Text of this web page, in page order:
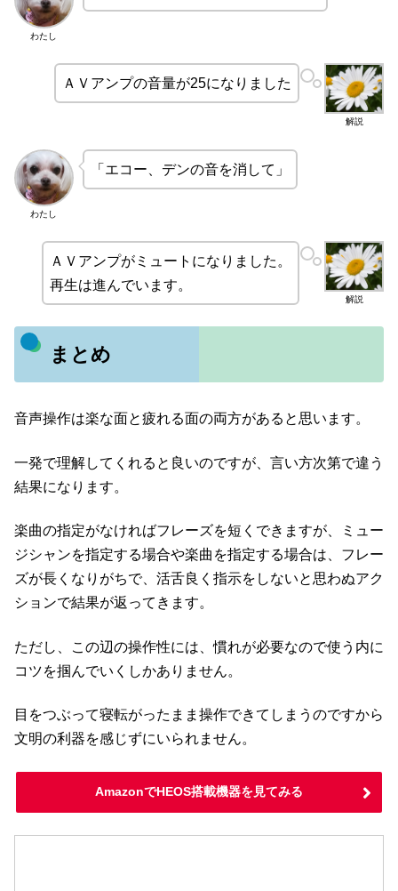
わたし
解説
ＡＶアンプの音量が25になりました
わたし
「エコー、デンの音を消して」
解説
ＡＶアンプがミュートになりました。
再生は進んでいます。
まとめ
音声操作は楽な面と疲れる面の両方があると思います。
一発で理解してくれると良いのですが、言い方次第で違う
結果になります。
楽曲の指定がなければフレーズを短くできますが、ミュー
ジシャンを指定する場合や楽曲を指定する場合は、フレー
ズが長くなりがちで、活舌良く指示をしないと思わぬアク
ションで結果が返ってきます。
ただし、この辺の操作性には、慣れが必要なので使う内に
コツを掴んでいくしかありません。
目をつぶって寝転がったまま操作できてしまうのですから
文明の利器を感じずにいられません。
AmazonでHEOS搭載機器を見てみる